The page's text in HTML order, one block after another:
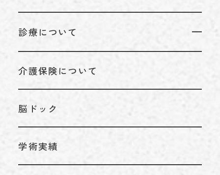
代表のあいさつ
アクセス
診療について
リハビリテーション科
介護保険について
脳ドック
学術実績